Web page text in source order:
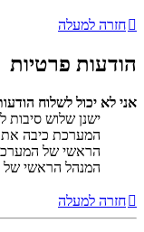
חזרה למעלה
הודעות פרטיות
אני לא יכול לשלוח
ישנן שלוש סיבות
המערכת כיבה את
הראשי של
המנהל הראשי של
חזרה למעלה